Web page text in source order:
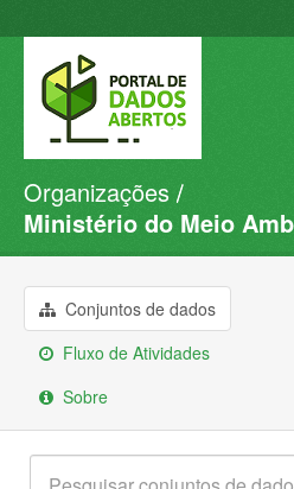
Conjuntos de dados
Organizações
Sobre
Organizações
Ministério do Meio
Conjuntos de dados
Fluxo de Atividades
Sobre